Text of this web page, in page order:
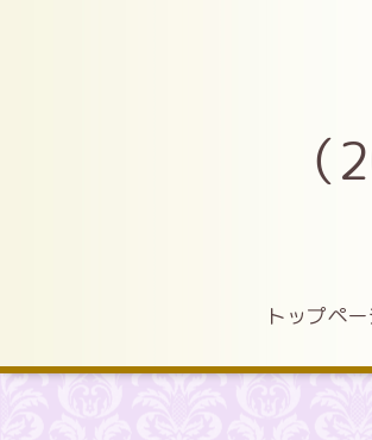
トップペー